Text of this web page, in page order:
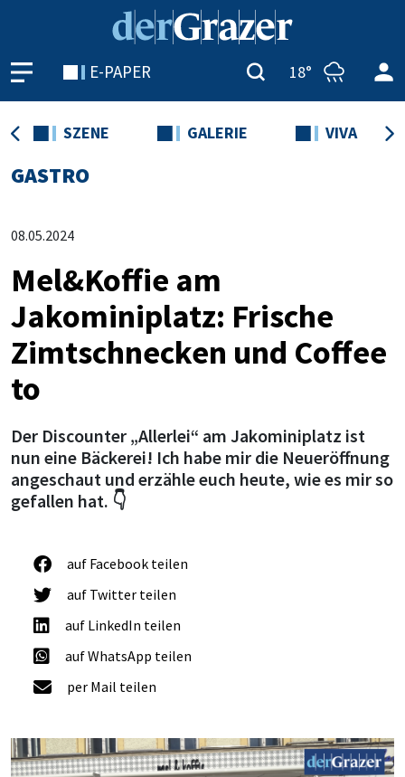
E-PAPER 18°
SZENE GALERIE VIVA
GASTRO
08.05.2024
Mel&Koffie am
Jakominiplatz: Frische
Zimtschnecken und Coffee
to
Der Discounter „Allerlei“ am Jakominiplatz ist
nun eine Bäckerei! Ich habe mir die Neueröffnung
angeschaut und erzähle euch heute, wie es mir so
gefallen hat. 👇
auf Facebook teilen
auf Twitter teilen
auf LinkedIn teilen
auf WhatsApp teilen
per Mail teilen